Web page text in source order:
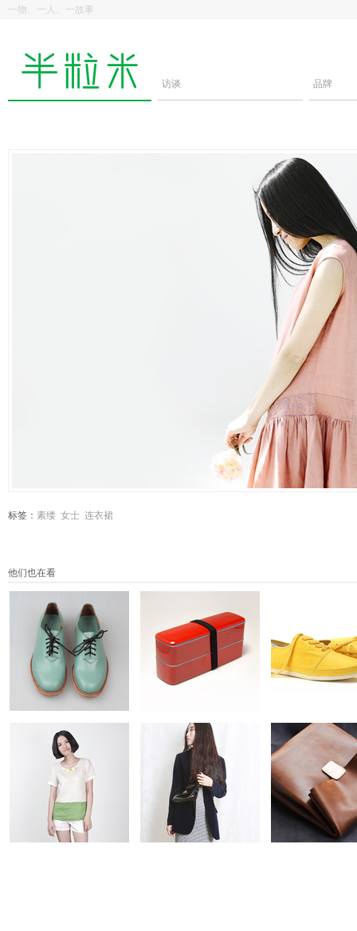
一物、一人、一故事
访谈 品牌
标签： 素缕 女士 连衣裙
他们也在看